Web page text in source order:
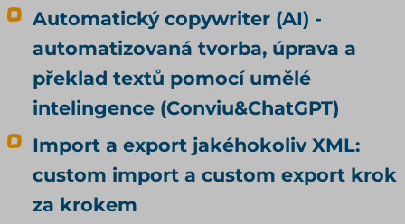
Automatický copywriter (AI) -
automatizovaná tvorba, úprava a
překlad textů pomocí umělé
intelingence (Conviu&ChatGPT)
Import a export jakéhokoliv XML:
custom import a custom export krok
za krokem